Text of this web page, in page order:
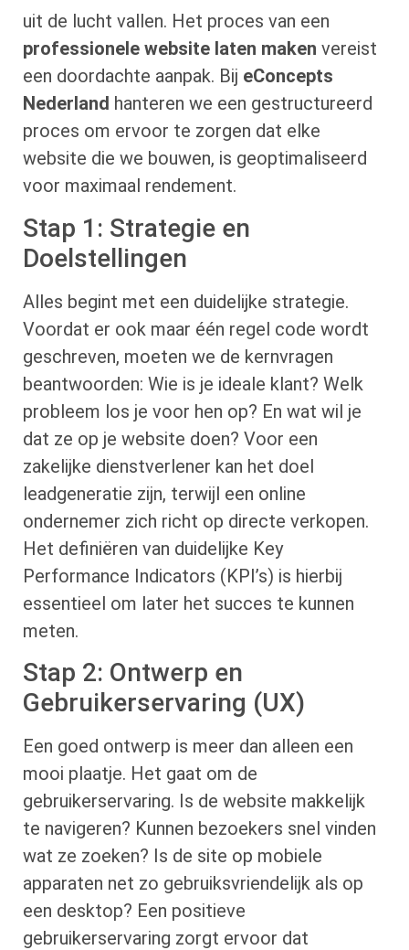
uit de lucht vallen. Het proces van een
professionele website laten maken vereist
een doordachte aanpak. Bij eConcepts
Nederland hanteren we een gestructureerd
proces om ervoor te zorgen dat elke
website die we bouwen, is geoptimaliseerd
voor maximaal rendement.
Stap 1: Strategie en
Doelstellingen
Alles begint met een duidelijke strategie.
Voordat er ook maar één regel code wordt
geschreven, moeten we de kernvragen
beantwoorden: Wie is je ideale klant? Welk
probleem los je voor hen op? En wat wil je
dat ze op je website doen? Voor een
zakelijke dienstverlener kan het doel
leadgeneratie zijn, terwijl een online
ondernemer zich richt op directe verkopen.
Het definiëren van duidelijke Key
Performance Indicators (KPI’s) is hierbij
essentieel om later het succes te kunnen
meten.
Stap 2: Ontwerp en
Gebruikerservaring (UX)
Een goed ontwerp is meer dan alleen een
mooi plaatje. Het gaat om de
gebruikerservaring. Is de website makkelijk
te navigeren? Kunnen bezoekers snel vinden
wat ze zoeken? Is de site op mobiele
apparaten net zo gebruiksvriendelijk als op
een desktop? Een positieve
gebruikerservaring zorgt ervoor dat